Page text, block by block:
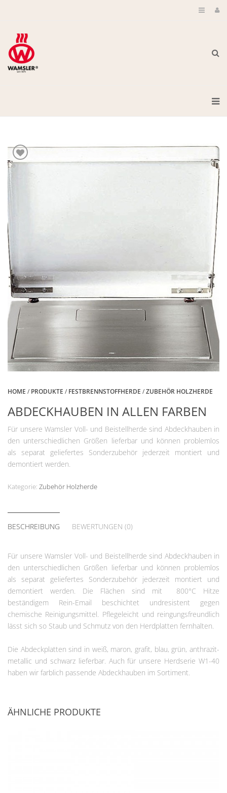
HOME / PRODUKTE / FESTBRENNSTOFFHERDE /ZUBEHÖR HOLZHERDE
ABDECKHAUBEN IN ALLEN FARBEN
Für unsere Wamsler Voll- und Beistellherde sind Abdeckhauben in
den unterschiedlichen Größen lieferbar und können problemlos
als separat geliefertes Sonderzubehör jederzeit montiert und
demontiert werden.
Kategorie: Zubehör Holzherde
BESCHREIBUNG BEWERTUNGEN (0)
Für unsere Wamsler Voll- und Beistellherde sind Abdeckhauben in
den unterschiedlichen Größen lieferbar und können problemlos
als separat geliefertes Sonderzubehör jederzeit montiert und
demontiert werden. Die Flächen sind mit 800°C Hitze
beständigem Rein-Email beschichtet undresistent gegen
chemische Reinigungsmittel. Pflegeleicht und reingungsfreundlich
lässt sich so Staub und Schmutz von den Herdplatten fernhalten.
Die Abdeckplatten sind in weiß, maron, grafit, blau, grün, anthrazit-
metallic und schwarz lieferbar. Auch für unsere Herdserie W1-40
haben wir farblich passende Abdeckhauben im Sortiment.
ÄHNLICHE PRODUKTE